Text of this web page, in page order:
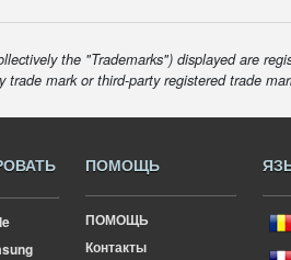
the "Trademarks") displayed are
mark or third-party registered trade
ПОМОЩЬ
ПОМОЩЬ
Контакты